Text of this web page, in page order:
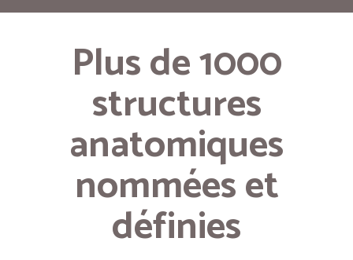
Plus de 1000
structures
anatomiques
nommées et
définies